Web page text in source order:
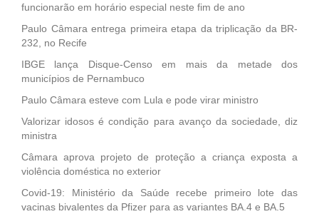
funcionarão em horário especial neste fim de ano
Paulo Câmara entrega primeira etapa da triplicação da BR-
232, no Recife
IBGE lança Disque-Censo em mais da metade dos
municípios de Pernambuco
Paulo Câmara esteve com Lula e pode virar ministro
Valorizar idosos é condição para avanço da sociedade, diz
ministra
Câmara aprova projeto de proteção a criança exposta a
violência doméstica no exterior
Covid-19: Ministério da Saúde recebe primeiro lote das
vacinas bivalentes da Pfizer para as variantes BA.4 e BA.5